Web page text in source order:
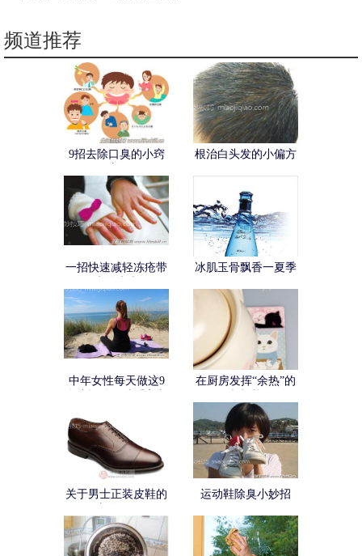
频道推荐
9招去除口臭的小窍
根治白头发的小偏方
一招快速减轻冻疮带
冰肌玉骨飘香一夏季
中年女性每天做这9
在厨房发挥“余热”的
关于男士正装皮鞋的
运动鞋除臭小妙招